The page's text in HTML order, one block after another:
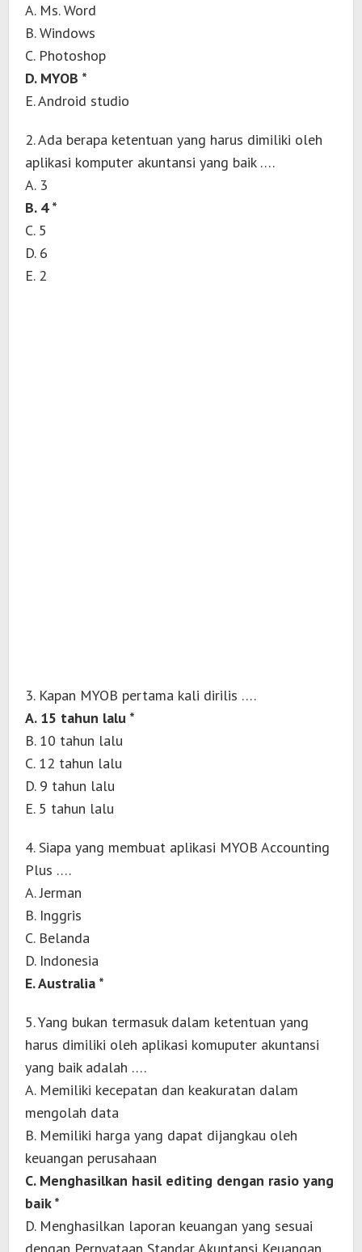
A. Ms. Word
B. Windows
C. Photoshop
D. MYOB *
E. Android studio
2. Ada berapa ketentuan yang harus dimiliki oleh
aplikasi komputer akuntansi yang baik ….
A. 3
B. 4 *
C. 5
D. 6
E. 2
3. Kapan MYOB pertama kali dirilis ….
A. 15 tahun lalu *
B. 10 tahun lalu
C. 12 tahun lalu
D. 9 tahun lalu
E. 5 tahun lalu
4. Siapa yang membuat aplikasi MYOB Accounting
Plus ….
A. Jerman
B. Inggris
C. Belanda
D. Indonesia
E. Australia *
5. Yang bukan termasuk dalam ketentuan yang
harus dimiliki oleh aplikasi komuputer akuntansi
yang baik adalah ….
A. Memiliki kecepatan dan keakuratan dalam
mengolah data
B. Memiliki harga yang dapat dijangkau oleh
keuangan perusahaan
C. Menghasilkan hasil editing dengan rasio yang
baik *
D. Menghasilkan laporan keuangan yang sesuai